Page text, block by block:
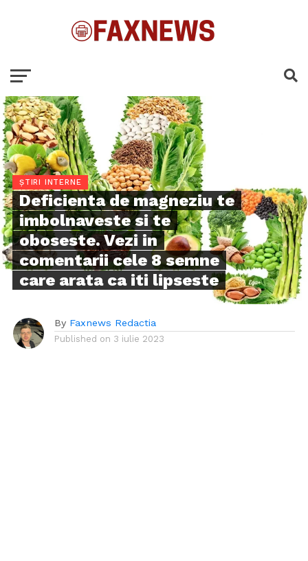
ȘTIRI INTERNE
Deficienta de magneziu te
imbolnaveste si te
oboseste. Vezi in
comentarii cele 8 semne
care arata ca iti lipseste
By Faxnews Redactia
Published on 3 iulie 2023